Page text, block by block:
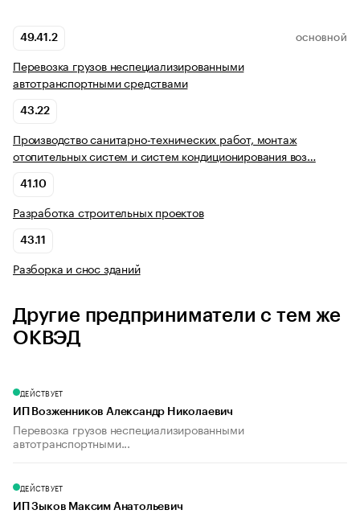
49.41.2 ОСНОВНОЙ
Перевозка грузов неспециализированными
автотранспортными средствами
43.22
Производство санитарно-технических работ, монтаж
отопительных систем и систем кондиционирования воз…
41.10
Разработка строительных проектов
43.11
Разборка и снос зданий
Другие предприниматели с тем же
ОКВЭД
ДЕЙСТВУЕТ
ИП Возженников Александр Николаевич
Перевозка грузов неспециализированными
автотранспортными...
ДЕЙСТВУЕТ
ИП Зыков Максим Анатольевич